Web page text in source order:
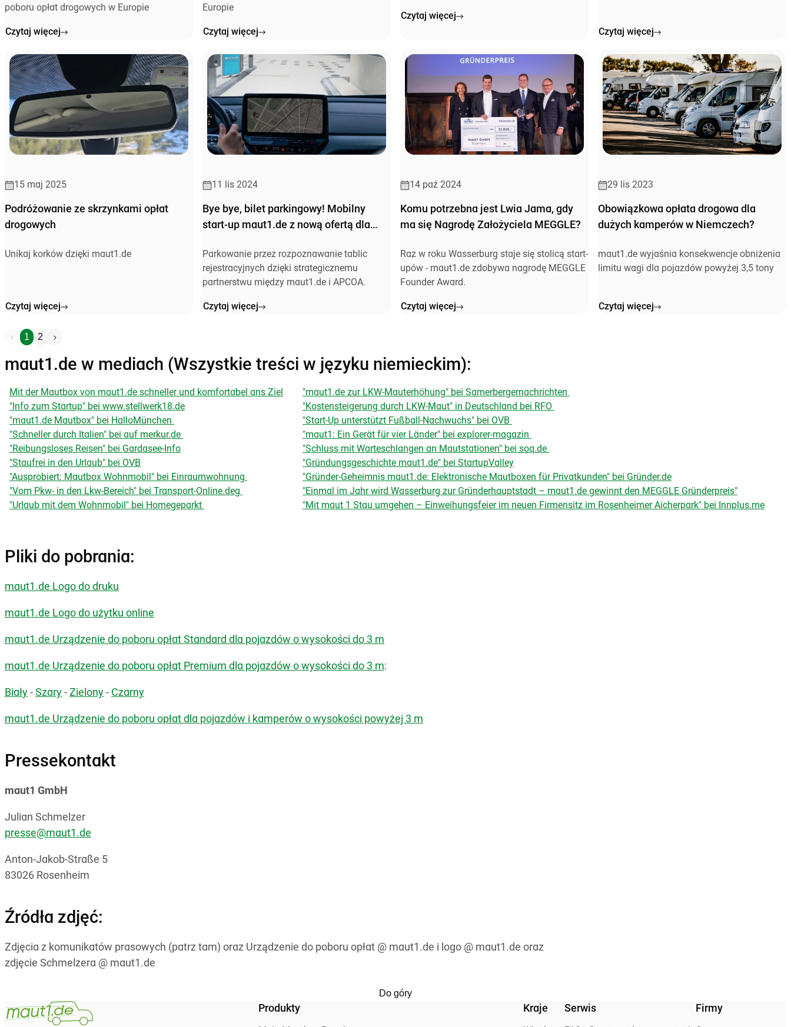
poboru opłat drogowych w Europie
Czytaj więcej
Europie
Czytaj więcej
Czytaj więcej
Czytaj więcej
15 maj 2025
Podróżowanie ze skrzynkami opłat
drogowych
Unikaj korków dzięki maut1.de
Czytaj więcej
11 lis 2024
Bye bye, bilet parkingowy! Mobilny
start-up maut1.de z nową ofertą dla
Parkowanie przez rozpoznawanie tablic
rejestracyjnych dzięki strategicznemu
partnerstwu między maut1.de i APCOA.
Czytaj więcej
14 paź 2024
Komu potrzebna jest Lwia Jama, gdy
ma się Nagrodę Założyciela MEGGLE?
Raz w roku Wasserburg staje się stolicą start-
upów - maut1.de zdobywa nagrodę MEGGLE
Founder Award.
Czytaj więcej
29 lis 2023
Obowiązkowa opłata drogowa dla
dużych kamperów w Niemczech?
maut1.de wyjaśnia konsekwencje obniżenia
limitu wagi dla pojazdów powyżej 3,5 tony
Czytaj więcej
1 2
maut1.de w mediach (Wszystkie treści w języku niemieckim):
Mit der Mautbox von maut1.de schneller und komfortabel ans Ziel
"Info zum Startup" bei www.stellwerk18.de
"maut1.de Mautbox" bei HalloMünchen
"Schneller durch Italien" bei auf merkur.de
"Reibungsloses Reisen" bei Gardasee-Info
"Staufrei in den Urlaub" bei OVB
"Ausprobiert: Mautbox Wohnmobil" bei Einraumwohnung
"Vom Pkw- in den Lkw-Bereich" bei Transport-Online.deg
"Urlaub mit dem Wohnmobil" bei Homegeparkt
"maut1.de zur LKW-Mauterhöhung" bei Samerbergernachrichten
"Kostensteigerung durch LKW-Maut" in Deutschland bei RFO
"Start-Up unterstützt Fußball-Nachwuchs" bei OVB
"maut1: Ein Gerät für vier Länder" bei explorer-magazin
"Schluss mit Warteschlangen an Mautstationen" bei soq.de
"Gründungsgeschichte maut1.de" bei StartupValley
"Gründer-Geheimnis maut1.de: Elektronische Mautboxen für Privatkunden" bei Gründer.de
"Einmal im Jahr wird Wasserburg zur Gründerhauptstadt – maut1.de gewinnt den MEGGLE Gründerpreis"
"Mit maut 1 Stau umgehen – Einweihungsfeier im neuen Firmensitz im Rosenheimer Aicherpark" bei Innplus.me
Pliki do pobrania:
maut1.de Logo do druku
maut1.de Logo do użytku online
maut1.de Urządzenie do poboru opłat Standard dla pojazdów o wysokości do 3 m
maut1.de Urządzenie do poboru opłat Premium dla pojazdów o wysokości do 3 m:
Biały - Szary - Zielony - Czarny
maut1.de Urządzenie do poboru opłat dla pojazdów i kamperów o wysokości powyżej 3 m
Pressekontakt
maut1 GmbH
Julian Schmelzer
presse@maut1.de
Anton-Jakob-Straße 5
83026 Rosenheim
Źródła zdjęć:
Zdjęcia z komunikatów prasowych (patrz tam) oraz Urządzenie do poboru opłat @ maut1.de i logo @ maut1.de oraz
zdjęcie Schmelzera @ maut1.de
Do góry
Produkty Kraje Serwis Firmy